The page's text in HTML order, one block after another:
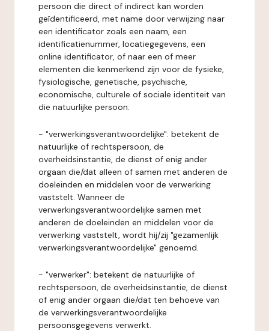
persoon die direct of indirect kan worden
geïdentificeerd, met name door verwijzing naar
een identificator zoals een naam, een
identificatienummer, locatiegegevens, een
online identificator, of naar een of meer
elementen die kenmerkend zijn voor de fysieke,
fysiologische, genetische, psychische,
economische, culturele of sociale identiteit van
die natuurlijke persoon.
- "verwerkingsverantwoordelijke": betekent de
natuurlijke of rechtspersoon, de
overheidsinstantie, de dienst of enig ander
orgaan die/dat alleen of samen met anderen de
doeleinden en middelen voor de verwerking
vaststelt. Wanneer de
verwerkingsverantwoordelijke samen met
anderen de doeleinden en middelen voor de
verwerking vaststelt, wordt hij/zij "gezamenlijk
verwerkingsverantwoordelijke" genoemd.
- "verwerker": betekent de natuurlijke of
rechtspersoon, de overheidsinstantie, de dienst
of enig ander orgaan die/dat ten behoeve van
de verwerkingsverantwoordelijke
persoonsgegevens verwerkt.